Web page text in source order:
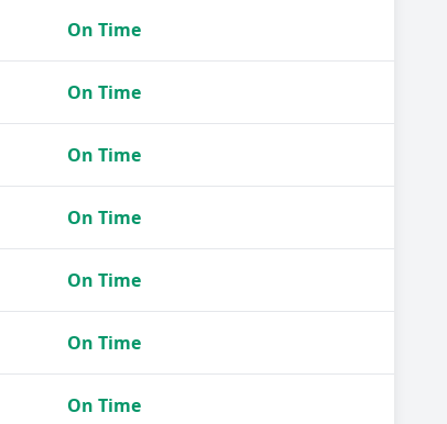
On Time
On Time
On Time
On Time
On Time
On Time
On Time